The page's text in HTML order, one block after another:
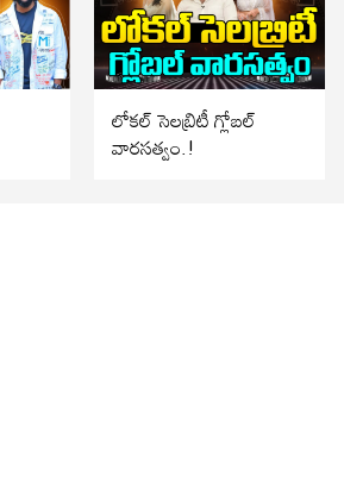
లోకల్ సెలబ్రిటీ గ్లోబల్
వారసత్వం.!